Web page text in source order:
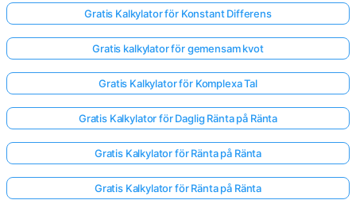
Gratis Kalkylator för Konstant Differens
Gratis kalkylator för gemensam kvot
Gratis Kalkylator för Komplexa Tal
Gratis Kalkylator för Daglig Ränta på Ränta
Gratis Kalkylator för Ränta på Ränta
Gratis Kalkylator för Ränta på Ränta